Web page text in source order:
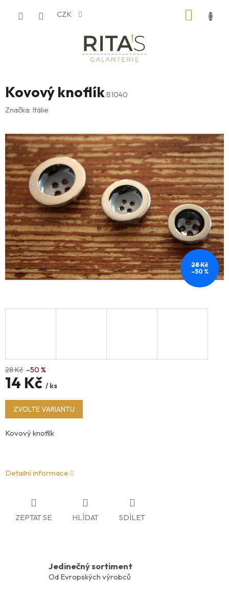
CZK
Kovový knoflíkB1040
Značka: Itálie
28 Kč
–50 %
28 Kč –50 %
14 Kč / ks
Měrná
cena:
ZVOLTE VARIANTU
Kovový knoflík
Detailní informace
ZEPTAT SE HLÍDAT SDÍLET
Jedinečný sortiment
Od Evropských výrobců